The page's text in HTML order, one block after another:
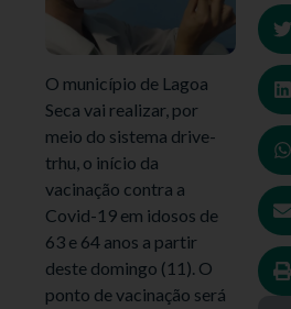
O município de Lagoa
Seca vai realizar, por
meio do sistema drive-
trhu, o início da
vacinação contra a
Covid-19 em idosos de
63 e 64 anos a partir
deste domingo (11). O
ponto de vacinação será